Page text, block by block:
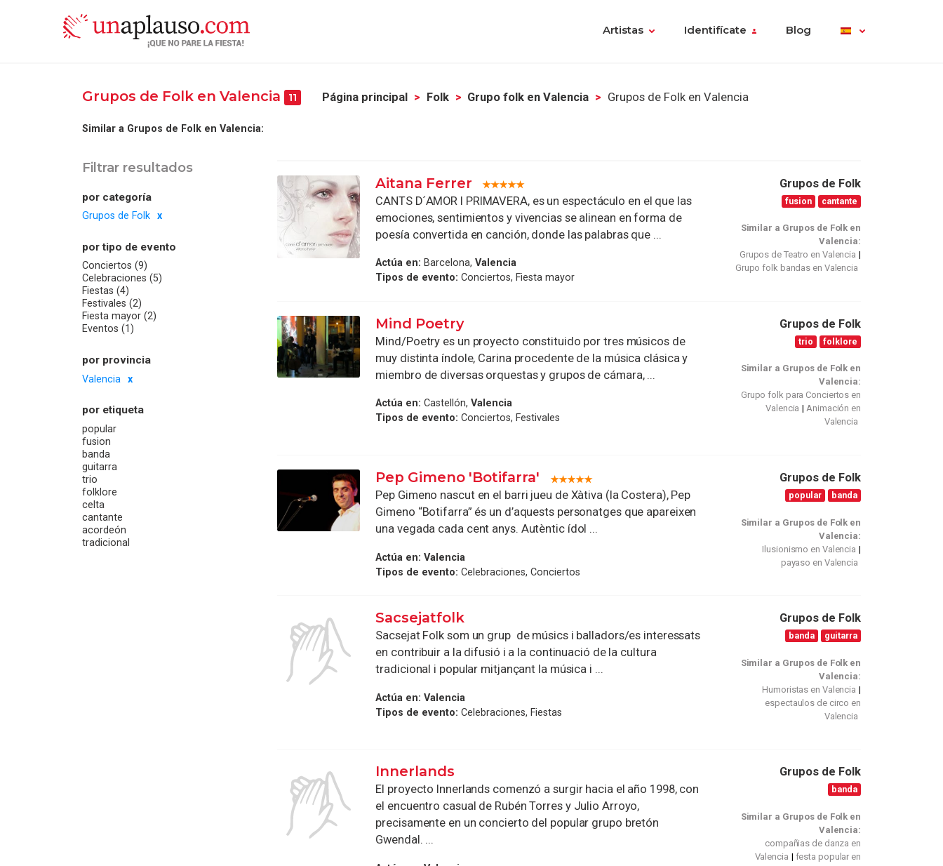
Artistas Identifícate Blog
Grupos de Folk en Valencia 11 Página principal Folk Grupo folk en Valencia Grupos de Folk en Valencia
Similar a Grupos de Folk en Valencia:
Filtrar resultados
por categoría
Grupos de Folk
por tipo de evento
Conciertos (9)
Celebraciones (5)
Fiestas (4)
Festivales (2)
Fiesta mayor (2)
Eventos (1)
por provincia
Valencia
por etiqueta
popular
fusion
banda
guitarra
trio
folklore
celta
cantante
acordeón
tradicional
Aitana Ferrer
CANTS D´AMOR I PRIMAVERA, es un espectáculo en el que las
emociones, sentimientos y vivencias se alinean en forma de
poesía convertida en canción, donde las palabras que ...
Actúa en: Barcelona,Valencia
Tipos de evento: Conciertos, Fiesta mayor
Grupos de Folk
fusion cantante
Similar a Grupos de Folk en
Valencia:
Grupos de Teatro en Valencia
Grupo folk bandas en Valencia
Mind Poetry
Mind/Poetry es un proyecto constituido por tres músicos de
muy distinta índole, Carina procedente de la música clásica y
miembro de diversas orquestas y grupos de cámara, ...
Actúa en: Castellón,Valencia
Tipos de evento: Conciertos, Festivales
Grupos de Folk
trio folklore
Similar a Grupos de Folk en
Valencia:
Grupo folk para Conciertos en
Valencia
Animación en
Valencia
Pep Gimeno 'Botifarra'
Pep Gimeno nascut en el barri jueu de Xàtiva (la Costera), Pep
Gimeno “Botifarra” és un d’aquests personatges que apareixen
una vegada cada cent anys. Autèntic ídol ...
Actúa en: Valencia
Tipos de evento: Celebraciones, Conciertos
Grupos de Folk
popular banda
Similar a Grupos de Folk en
Valencia:
Ilusionismo en Valencia
payaso en Valencia
Sacsejatfolk
Sacsejat Folk som un grup de músics i balladors/es interessats
en contribuir a la difusió i a la continuació de la cultura
tradicional i popular mitjançant la música i ...
Actúa en: Valencia
Tipos de evento: Celebraciones, Fiestas
Grupos de Folk
banda guitarra
Similar a Grupos de Folk en
Valencia:
Humoristas en Valencia
espectaulos de circo en
Valencia
Innerlands
El proyecto Innerlands comenzó a surgir hacia el año 1998, con
el encuentro casual de Rubén Torres y Julio Arroyo,
precisamente en un concierto del popular grupo bretón
Gwendal. ...
Grupos de Folk
banda
Similar a Grupos de Folk en
Valencia:
compañias de danza en
Valencia
festa popular en